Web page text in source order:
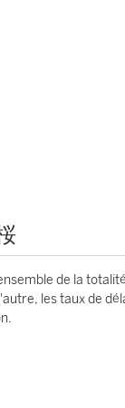
de la
les taux de